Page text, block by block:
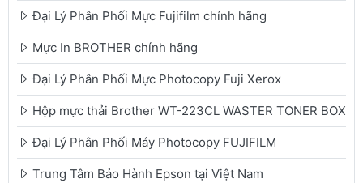
Đại Lý Phân Phối Mực Fujifilm chính hãng
Mực In BROTHER chính hãng
Đại Lý Phân Phối Mực Photocopy Fuji Xerox
Hộp mực thải Brother WT-223CL WASTER TONER BOX
Đại Lý Phân Phối Máy Photocopy FUJIFILM
Trung Tâm Bảo Hành Epson tại Việt Nam